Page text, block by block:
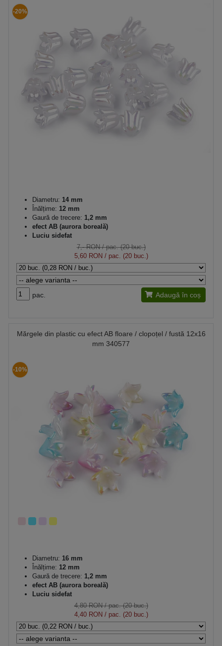
-20%
Diametru: 14 mm
Înălțime: 12 mm
Gaură de trecere: 1,2 mm
efect AB (aurora boreală)
Luciu sidefat
7,- RON/ pac. (20 buc.)
5,60 RON / pac. (20 buc.)
pac. Adaugă în coș
Mărgele din plastic cu efect AB floare / clopoțel / fustă 12x16
mm 340577
-10%
Diametru: 16 mm
Înălțime: 12 mm
Gaură de trecere: 1,2 mm
efect AB (aurora boreală)
Luciu sidefat
4,80 RON/ pac. (20 buc.)
4,40 RON/ pac. (20 buc.)